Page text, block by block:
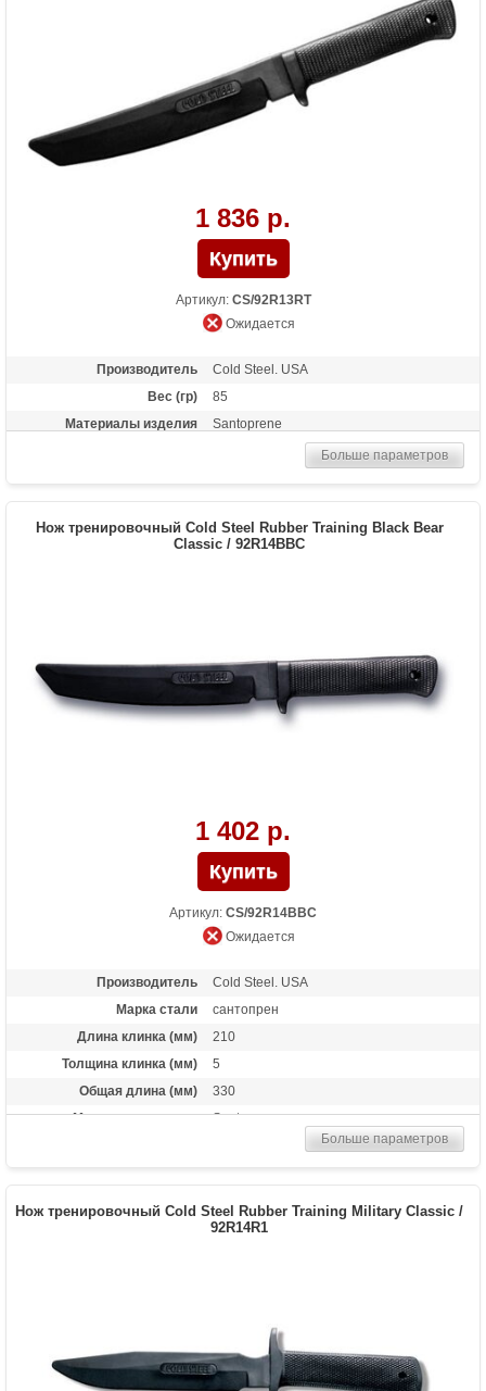
1 836 р.
Артикул: CS/92R13RT
Ожидается
Производитель
Cold Steel. USA
Вес (гр)
85
Материалы изделия
Santoprene
Больше параметров
Нож тренировочный Cold Steel Rubber Training Black Bear
Classic / 92R14BBC
1 402 р.
Артикул: CS/92R14BBC
Ожидается
Производитель
Cold Steel. USA
Марка стали
сантопрен
Длина клинка (мм)
210
Толщина клинка (мм)
5
Общая длина (мм)
330
Материал рукоятки
Santoprene
Больше параметров
Нож тренировочный Cold Steel Rubber Training Military Classic /
92R14R1